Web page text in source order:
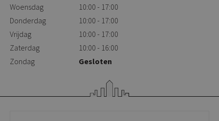
Woensdag
10:00 - 17:00
Donderdag
10:00 - 17:00
Vrijdag
10:00 - 17:00
Zaterdag
10:00 - 16:00
Zondag
Gesloten